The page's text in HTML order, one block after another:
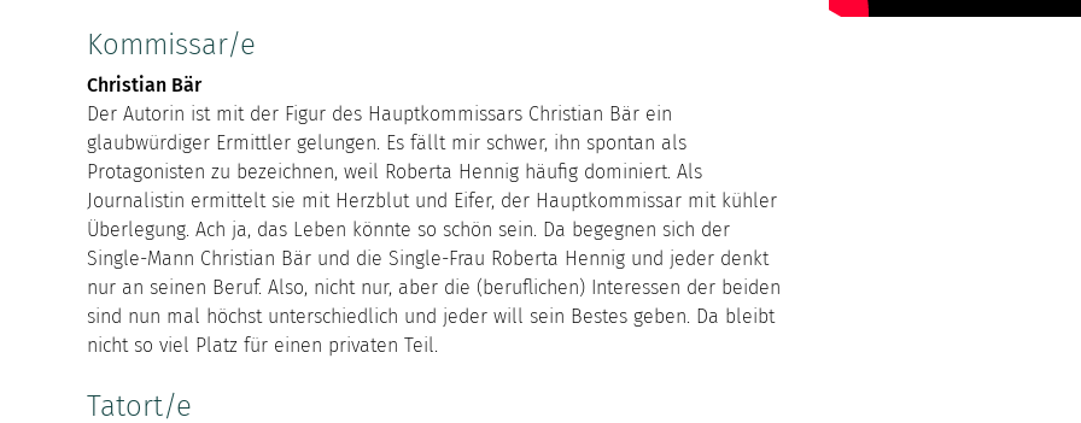
Kommissar/e
Christian Bär
Der Autorin ist mit der Figur des Hauptkommissars Christian Bär ein
glaubwürdiger Ermittler gelungen. Es fällt mir schwer, ihn spontan als
Protagonisten zu bezeichnen, weil Roberta Hennig häufig dominiert. Als
Journalistin ermittelt sie mit Herzblut und Eifer, der Hauptkommissar mit kühler
Überlegung. Ach ja, das Leben könnte so schön sein. Da begegnen sich der
Single-Mann Christian Bär und die Single-Frau Roberta Hennig und jeder denkt
nur an seinen Beruf. Also, nicht nur, aber die (beruflichen) Interessen der beiden
sind nun mal höchst unterschiedlich und jeder will sein Bestes geben. Da bleibt
nicht so viel Platz für einen privaten Teil.
Tatort/e